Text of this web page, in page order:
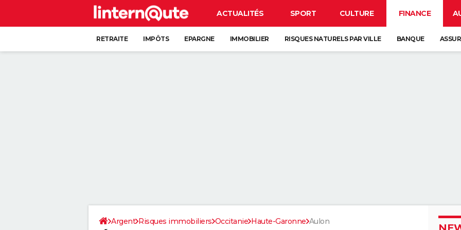
ACTUALITÉS SPORT CULTURE FINANCE
RETRAITE IMPÔTS EPARGNE IMMOBILIER RISQUES NATURELS PAR VILLE BANQUE
Argent Risques immobiliers Occitanie Haute-Garonne Aulon